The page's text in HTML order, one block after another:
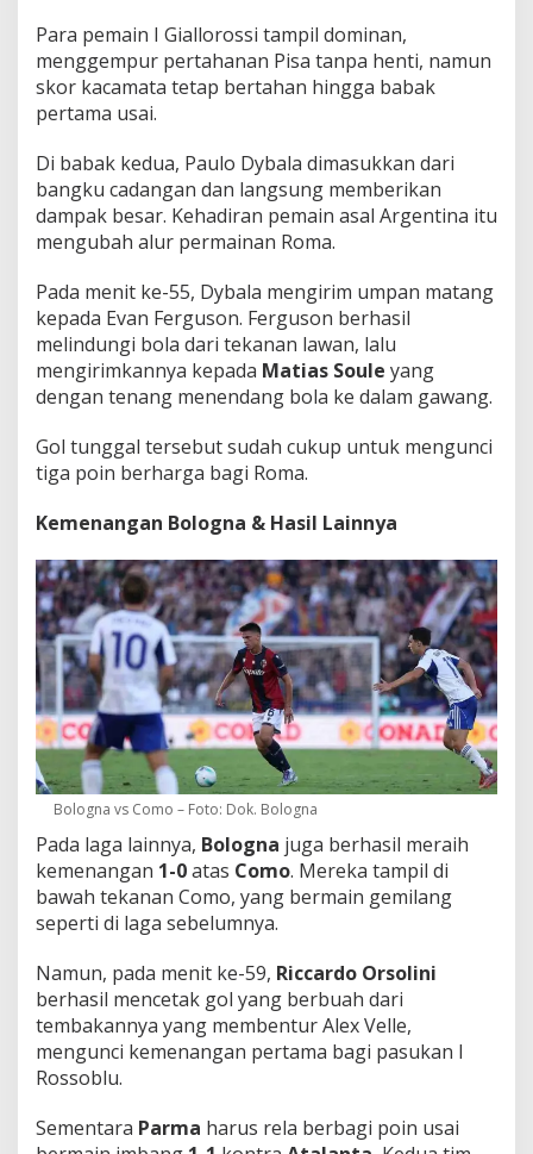
Para pemain I Giallorossi tampil dominan,
menggempur pertahanan Pisa tanpa henti, namun
skor kacamata tetap bertahan hingga babak
pertama usai.
Di babak kedua, Paulo Dybala dimasukkan dari
bangku cadangan dan langsung memberikan
dampak besar. Kehadiran pemain asal Argentina itu
mengubah alur permainan Roma.
Pada menit ke-55, Dybala mengirim umpan matang
kepada Evan Ferguson. Ferguson berhasil
melindungi bola dari tekanan lawan, lalu
mengirimkannya kepada Matias Soule yang
dengan tenang menendang bola ke dalam gawang.
Gol tunggal tersebut sudah cukup untuk mengunci
tiga poin berharga bagi Roma.
Kemenangan Bologna & Hasil Lainnya
Bologna vs Como – Foto: Dok. Bologna
Pada laga lainnya, Bologna juga berhasil meraih
kemenangan 1-0atas Como. Mereka tampil di
bawah tekanan Como, yang bermain gemilang
seperti di laga sebelumnya.
Namun, pada menit ke-59, Riccardo Orsolini
berhasil mencetak gol yang berbuah dari
tembakannya yang membentur Alex Velle,
mengunci kemenangan pertama bagi pasukan I
Rossoblu.
Sementara Parma harus rela berbagi poin usai